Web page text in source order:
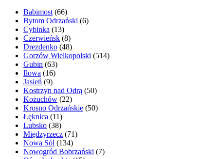
Babimost (66)
Bytom Odrzański (6)
Cybinka (13)
Czerwieńsk (8)
Drezdenko (48)
Gorzów Wielkopolski (514)
Gubin (63)
Iłowa (16)
Jasień (9)
Kostrzyn nad Odrą (50)
Kożuchów (22)
Krosno Odrzańskie (50)
Łęknica (11)
Lubsko (38)
Międzyrzecz (71)
Nowa Sól (134)
Nowogród Bobrzański (7)